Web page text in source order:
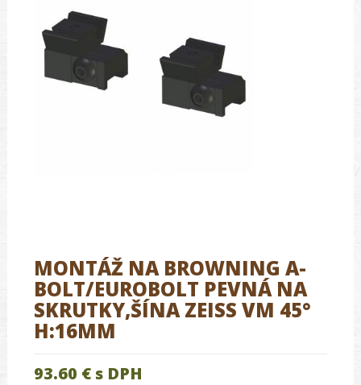
MONTÁŽ NA BROWNING A-
BOLT/EUROBOLT PEVNÁ NA
SKRUTKY,ŠÍNA ZEISS VM 45°
H:16MM
93.60 € s DPH